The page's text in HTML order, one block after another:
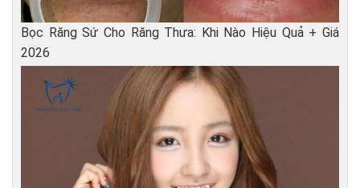
Bọc Răng Sứ Cho Răng Thưa: Khi Nào Hiệu Quả + Giá
2026